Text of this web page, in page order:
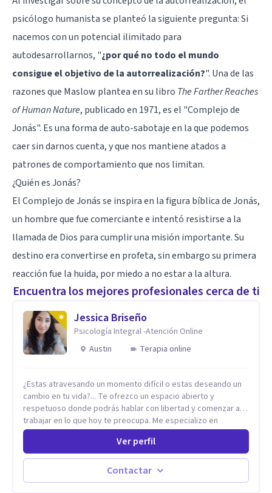
psicólogo humanista se planteó la siguiente pregunta: Si
nacemos con un potencial ilimitado para
autodesarrollarnos, "¿por qué no todo el mundo
consigue el objetivo de la autorrealización?". Una de las
razones que Maslow plantea en su libro The Farther Reaches
of Human Nature, publicado en 1971, es el "Complejo de
Jonás". Es una forma de auto-sabotaje en la que podemos
caer sin darnos cuenta, y que nos mantiene atados a
patrones de comportamiento que nos limitan.
¿Quién es Jonás?
El Complejo de Jonás se inspira en la figura bíblica de Jonás,
un hombre que fue comerciante e intentó resistirse a la
llamada de Dios para cumplir una misión importante. Su
destino era convertirse en profeta, sin embargo su primera
reacción fue la huida, por miedo a no estar a la altura.
Encuentra los mejores profesionales cerca de ti
Jessica Briseño
Psicología Integral -Atención Online
Austin
Terapia online
¿Estas atravesando un momento difícil o estas deseando un
cambio en tu vida?... Te ofrezco un espacio abierto y
respetuoso donde podrás hablar con libertad y comenzar a
trabajar en lo que hoy te preocupa. Me especializo en
Trastornos de Ansiedad y a lo largo de mi experiencia
profesional he acompañado a muchas Familias y Parejas con
distintas problemáticas como el manejo del estrés,
Autoestima, Gestión de la Ira, Depresión, Retos en la Crianza,
Codependencia, Celos, entre otros. Cuento con más de 12
Ver perfil
Contactar